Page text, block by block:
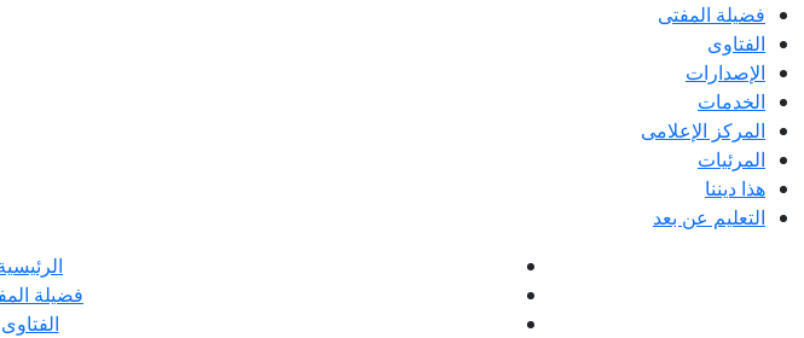
فضيلة المفتى
الفتاوى
الإصدارات
الخدمات
المركز الإعلامى
المرئيات
هذا ديننا
التعليم عن بعد
فضيلة
الفتاوى